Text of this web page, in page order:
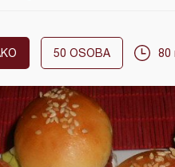
50 OSOBA 80